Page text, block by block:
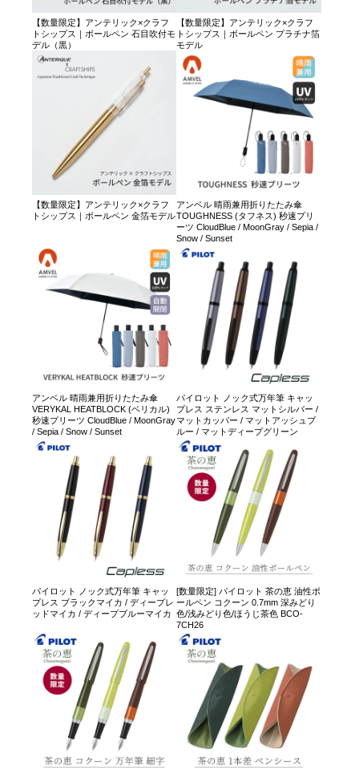
【数量限定】アンテリック×クラフ
トシップス｜ボールペン 石目吹付モ
デル（黒）
【数量限定】アンテリック×クラフ
トシップス｜ボールペン プラチナ箔
モデル
【数量限定】アンテリック×クラフ
トシップス｜ボールペン 金箔モデル
アンベル 晴雨兼用折りたたみ傘
TOUGHNESS (タフネス) 秒速プリ
ーツ CloudBlue / MoonGray / Sepia /
Snow / Sunset
アンベル 晴雨兼用折りたたみ傘
VERYKAL HEATBLOCK (ベリカル)
秒速プリーツ CloudBlue / MoonGray
/ Sepia / Snow / Sunset
パイロット ノック式万年筆 キャッ
プレス ステンレス マットシルバー /
マットカッパー / マットアッシュブ
ルー / マットディープグリーン
パイロット ノック式万年筆 キャッ
プレス ブラックマイカ / ディープレ
ッドマイカ / ディープブルーマイカ
[数量限定] パイロット 茶の恵 油性ボ
ールペン コクーン 0.7mm 深みどり
色/浅みどり色/ほうじ茶色 BCO-
7CH26